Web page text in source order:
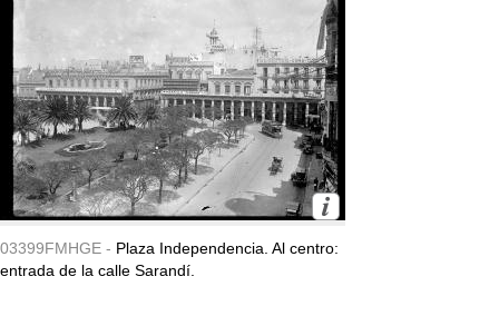
03399FMHGE - Plaza Independencia. Al centro:
entrada de la calle Sarandí.